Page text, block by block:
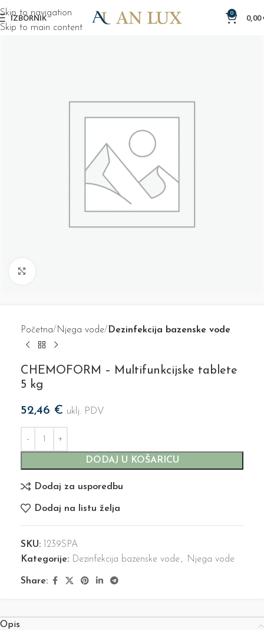
Skip to navigation
Skip to main content
IZBORNIK 0 0,00
Početna Njega vode Dezinfekcija bazenske vode
CHEMOFORM – Multifunkcijske tablete
5 kg
52,46 € uklj. PDV
DODAJ U KOŠARICU
Dodaj za usporedbu
Dodaj na listu želja
SKU:
1239SPA
Kategorije: Dezinfekcija bazenske vode, Njega vode
Share:
Opis